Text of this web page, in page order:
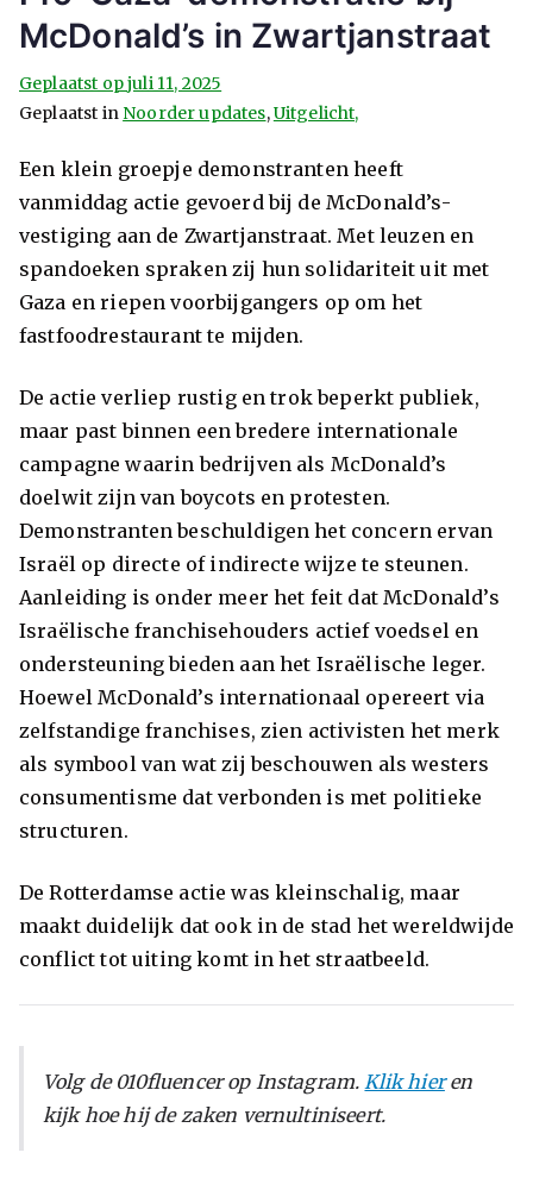
McDonald’s in Zwartjanstraat
Geplaatst opjuli 11, 2025
Geplaatst in Noorder updates,Uitgelicht,
Een klein groepje demonstranten heeft
vanmiddag actie gevoerd bij de McDonald’s-
vestiging aan de Zwartjanstraat. Met leuzen en
spandoeken spraken zij hun solidariteit uit met
Gaza en riepen voorbijgangers op om het
fastfoodrestaurant te mijden.
De actie verliep rustig en trok beperkt publiek,
maar past binnen een bredere internationale
campagne waarin bedrijven als McDonald’s
doelwit zijn van boycots en protesten.
Demonstranten beschuldigen het concern ervan
Israël op directe of indirecte wijze te steunen.
Aanleiding is onder meer het feit dat McDonald’s
Israëlische franchisehouders actief voedsel en
ondersteuning bieden aan het Israëlische leger.
Hoewel McDonald’s internationaal opereert via
zelfstandige franchises, zien activisten het merk
als symbool van wat zij beschouwen als westers
consumentisme dat verbonden is met politieke
structuren.
De Rotterdamse actie was kleinschalig, maar
maakt duidelijk dat ook in de stad het wereldwijde
conflict tot uiting komt in het straatbeeld.
Volg de 010fluencer op Instagram. Klik hieren
kijk hoe hij de zaken vernultiniseert.